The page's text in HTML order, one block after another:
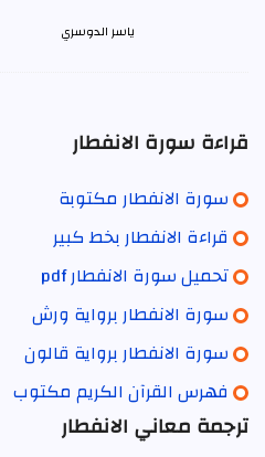
ياسر الدوسري
قراءة سورة الانفطار
سورة الانفطار مكتوبة
قراءة الانفطار بخط كبير
تحميل سورة الانفطار pdf
سورة الانفطار برواية ورش
سورة الانفطار برواية قالون
فهرس القرآن الكريم مكتوب
ترجمة معاني الانفطار